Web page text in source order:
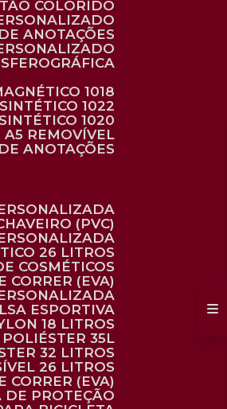
COLORIDO
ANOTAÇÕES
1018
1022
1020
A5 REMOVÍVEL
ANOTAÇÕES
(PVC)
26 LITROS
COSMÉTICOS
CORRER (EVA)
ESPORTIVA
18 LITROS
POLIÉSTER 35L
32 LITROS
26 LITROS
CORRER (EVA)
DE PROTEÇÃO